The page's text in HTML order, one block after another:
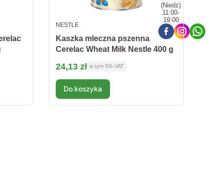
(Niedz)
11:00-
19:00
Kaszka mleczna pszenna
Cerelac Wheat Milk Nestle 400 g
PRODUCENT
NESTLE
Cena brutto
24,13 zł w tym %s VAT
w tym 5% VAT
Do koszyka